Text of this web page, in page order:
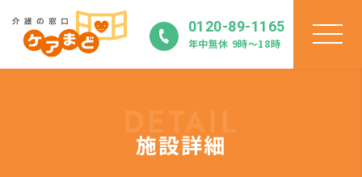
0120-89-1165
年中無休 9時〜18時
施設詳細